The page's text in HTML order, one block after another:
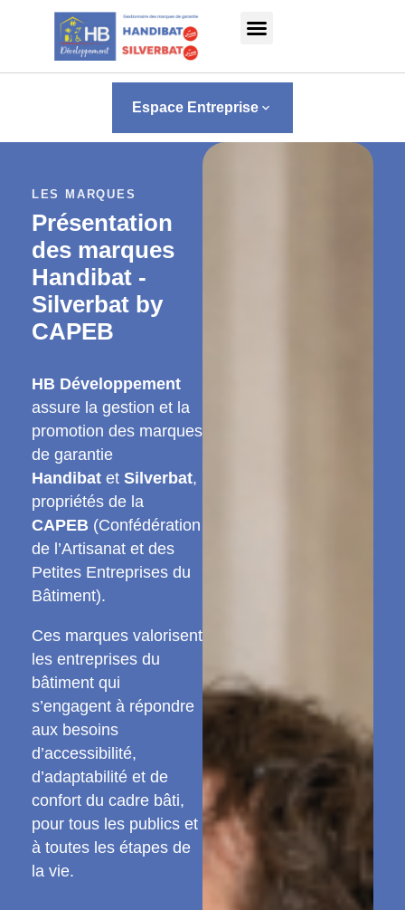
Panneau de gestion des cookies
Espace Entreprise keyboard_arrow_down
LES MARQUES
Présentation
des marques
Handibat -
Silverbat by
CAPEB
HB Développement
assure la gestion et la
promotion des marques
de garantie
Handibatet Silverbat,
propriétés de la
CAPEB (Confédération
de l’Artisanat et des
Petites Entreprises du
Bâtiment).
Ces marques valorisent
les entreprises du
bâtiment qui
s’engagent à répondre
aux besoins
d’accessibilité,
d’adaptabilité et de
confort du cadre bâti,
pour tous les publics et
à toutes les étapes de
la vie.